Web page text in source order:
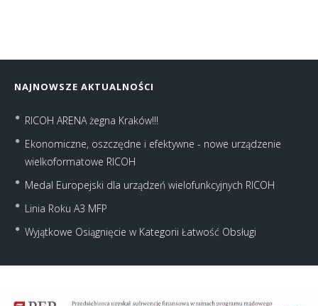
NAJNOWSZE AKTUALNOŚCI
RICOH ARENA żegna Kraków!!!
Ekonomiczne, oszczędne i efektywne - nowe urządzenie
wielkoformatowe RICOH
Medal Europejski dla urządzeń wielofunkcyjnych RICOH
Linia Roku A3 MFP
Wyjątkowe Osiągnięcie w Kategorii Łatwość Obsługi